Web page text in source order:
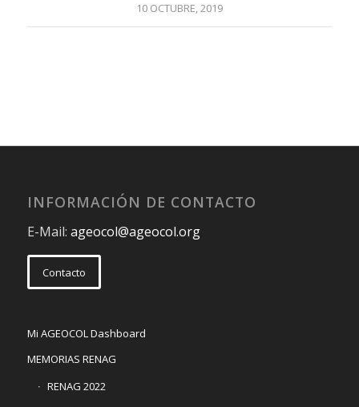
10 OCTUBRE, 2019
INFORMACIÓN DE CONTACTO
E-Mail: ageocol@ageocol.org
Contacto
Mi AGEOCOL Dashboard
MEMORIAS RENAG
RENAG 2022